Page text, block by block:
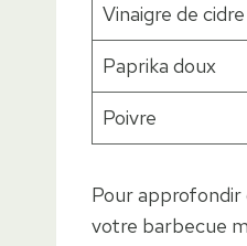
Vinaigre de cidre
Paprika doux
Poivre
Pour approfondir
votre barbecue